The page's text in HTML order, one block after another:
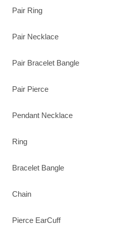
Pair Ring
Pair Necklace
Pair Bracelet Bangle
Pair Pierce
Pendant Necklace
Ring
Bracelet Bangle
Chain
Pierce EarCuff